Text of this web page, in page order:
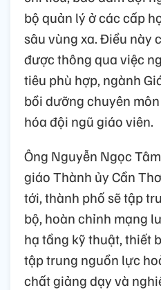
bộ quản lý ở các cấp
sâu vùng xa. Điều này
được thông qua việc
tiêu phù hợp, ngành
bồi dưỡng chuyên
hóa đội ngũ giáo viên.
Ông Nguyễn Ngọc
giáo Thành ủy Cần
tới, thành phố sẽ tập
bộ, hoàn chỉnh mạng
hạ tầng kỹ thuật, thiết
tập trung nguồn lực
chất giảng dạy và